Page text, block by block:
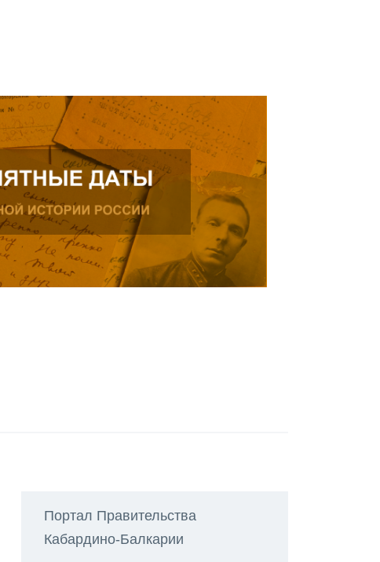
Портал Правительства
Кабардино-Балкарии